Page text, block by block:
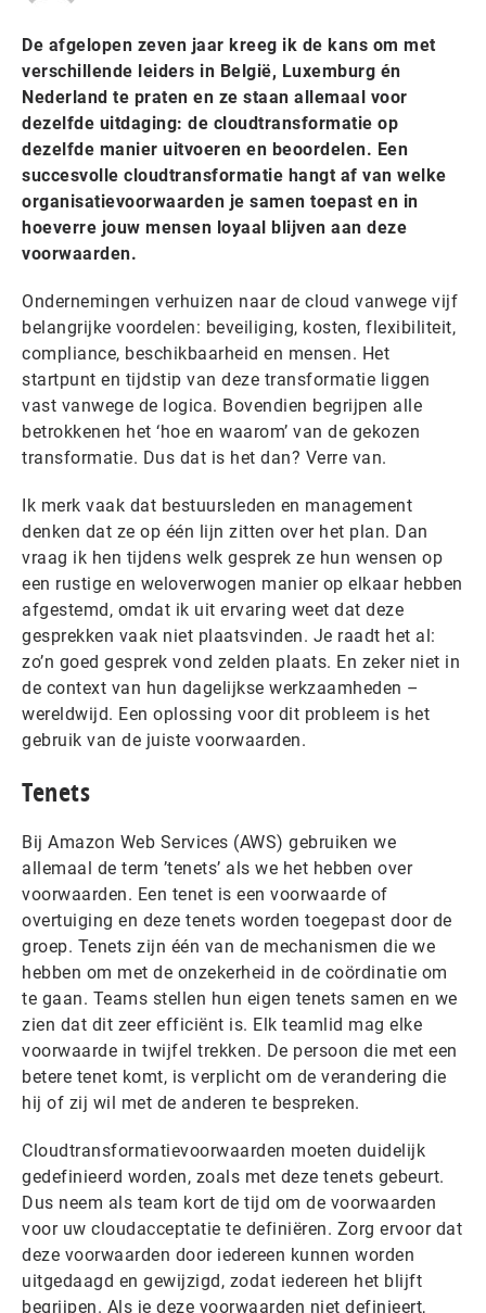
De afgelopen zeven jaar kreeg ik de kans om met
verschillende leiders in België, Luxemburg én
Nederland te praten en ze staan allemaal voor
dezelfde uitdaging: de cloudtransformatie op
dezelfde manier uitvoeren en beoordelen. Een
succesvolle cloudtransformatie hangt af van welke
organisatievoorwaarden je samen toepast en in
hoeverre jouw mensen loyaal blijven aan deze
voorwaarden.
Ondernemingen verhuizen naar de cloud vanwege vijf
belangrijke voordelen: beveiliging, kosten, flexibiliteit,
compliance, beschikbaarheid en mensen. Het
startpunt en tijdstip van deze transformatie liggen
vast vanwege de logica. Bovendien begrijpen alle
betrokkenen het ‘hoe en waarom’ van de gekozen
transformatie. Dus dat is het dan? Verre van.
Ik merk vaak dat bestuursleden en management
denken dat ze op één lijn zitten over het plan. Dan
vraag ik hen tijdens welk gesprek ze hun wensen op
een rustige en weloverwogen manier op elkaar hebben
afgestemd, omdat ik uit ervaring weet dat deze
gesprekken vaak niet plaatsvinden. Je raadt het al:
zo’n goed gesprek vond zelden plaats. En zeker niet in
de context van hun dagelijkse werkzaamheden –
wereldwijd. Een oplossing voor dit probleem is het
gebruik van de juiste voorwaarden.
Tenets
Bij Amazon Web Services (AWS) gebruiken we
allemaal de term ’tenets’ als we het hebben over
voorwaarden. Een tenet is een voorwaarde of
overtuiging en deze tenets worden toegepast door de
groep. Tenets zijn één van de mechanismen die we
hebben om met de onzekerheid in de coördinatie om
te gaan. Teams stellen hun eigen tenets samen en we
zien dat dit zeer efficiënt is. Elk teamlid mag elke
voorwaarde in twijfel trekken. De persoon die met een
betere tenet komt, is verplicht om de verandering die
hij of zij wil met de anderen te bespreken.
Cloudtransformatievoorwaarden moeten duidelijk
gedefinieerd worden, zoals met deze tenets gebeurt.
Dus neem als team kort de tijd om de voorwaarden
voor uw cloudacceptatie te definiëren. Zorg ervoor dat
deze voorwaarden door iedereen kunnen worden
uitgedaagd en gewijzigd, zodat iedereen het blijft
begrijpen. Als je deze voorwaarden niet definieert,